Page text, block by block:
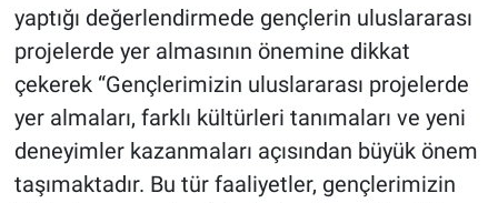
yaptığı değerlendirmede gençlerin uluslararası
projelerde yer almasının önemine dikkat
çekerek “Gençlerimizin uluslararası projelerde
yer almaları, farklı kültürleri tanımaları ve yeni
deneyimler kazanmaları açısından büyük önem
taşımaktadır. Bu tür faaliyetler, gençlerimizin